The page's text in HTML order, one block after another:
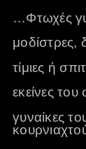
…Φτωχές
μοδίστρες,
τίμιες ή
εκείνες
γυναίκες